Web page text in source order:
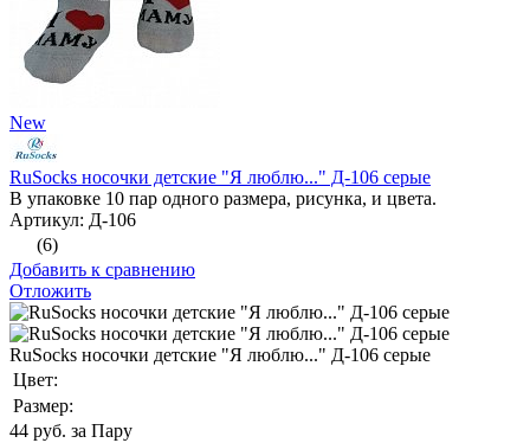
New
RuSocks носочки детские "Я люблю..." Д-106 серые
В упаковке 10 пар одного размера, рисунка, и цвета.
Артикул: Д-106
(6)
Добавить к сравнению
Отложить
RuSocks носочки детские "Я люблю..." Д-106 серые
Цвет:
Размер:
44 руб. за Пару